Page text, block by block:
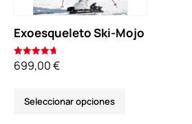
Exoesqueleto Ski-Mojo
Valorado
con
699,00€
Seleccionar opciones